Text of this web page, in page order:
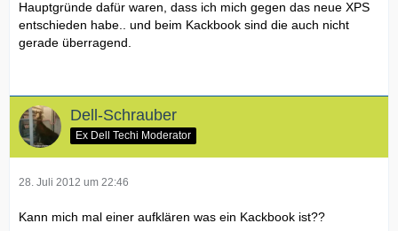
Hauptgründe dafür waren, dass ich mich gegen das neue XPS
entschieden habe.. und beim Kackbook sind die auch nicht
gerade überragend.
Dell-Schrauber
Ex Dell Techi Moderator
28. Juli 2012 um 22:46
Kann mich mal einer aufklären was ein Kackbook ist??